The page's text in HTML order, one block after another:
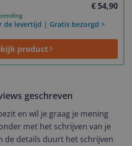
€ 54,90
de levertijd | Gratis bezorgd >
product
geschreven
en wil je graag je mening
met het schrijven van je
de details duurt het schrijven